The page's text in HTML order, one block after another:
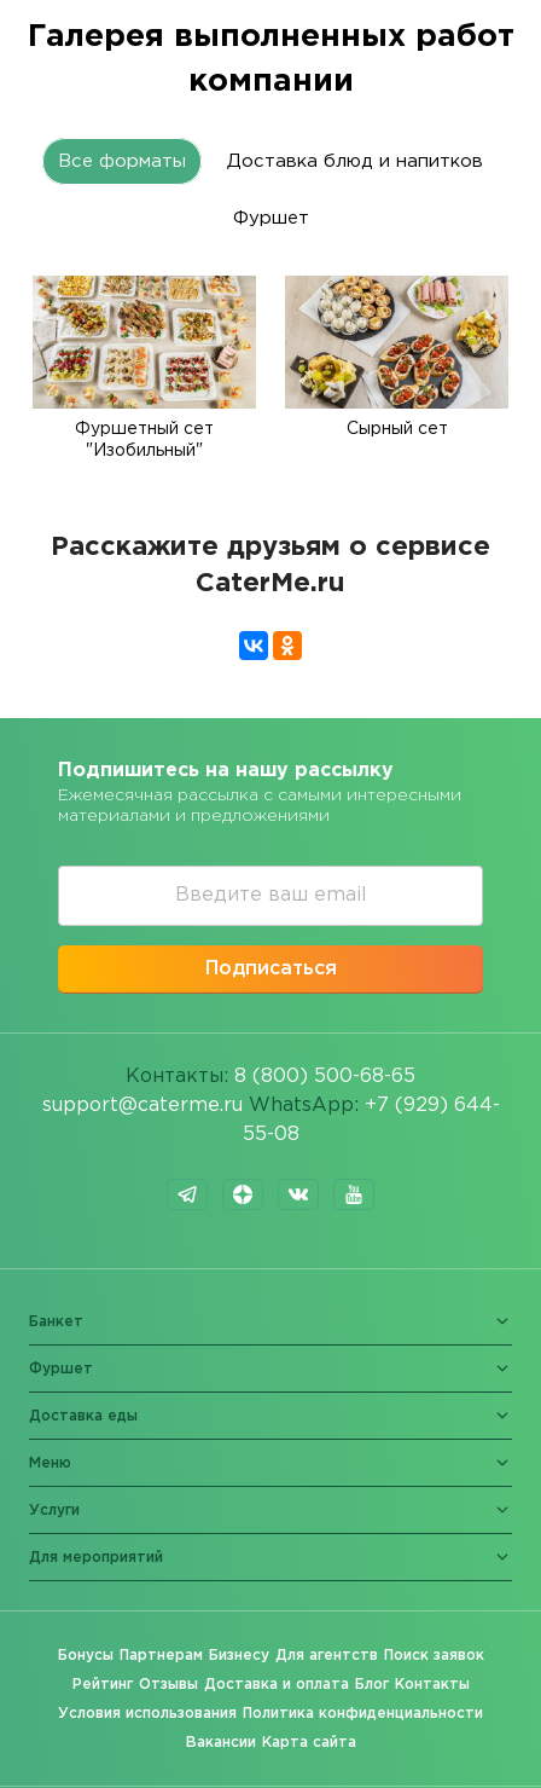
Галерея выполненных работ
компании
Все форматы Доставка блюд и напитков
Фуршет
Фуршетный сет
"Изобильный"
Сырный сет
Расскажите друзьям о сервисе
CaterMe.ru
Подпишитесь на нашу рассылку
Ежемесячная рассылка с самыми интересными
материалами и предложениями
Подписаться
Контакты: 8 (800) 500-68-65
support@caterme.ru WhatsApp: +7 (929) 644-
55-08
Банкет
Фуршет
Доставка еды
Меню
Услуги
Для мероприятий
Бонусы Партнерам Бизнесу Для агентств Поиск заявок
Рейтинг Отзывы Доставка и оплата Блог Контакты
Условия использования Политика конфиденциальности
Вакансии Карта сайта